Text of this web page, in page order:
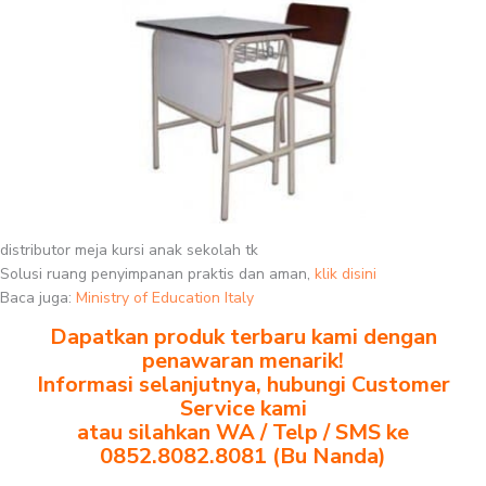
distributor meja kursi anak sekolah tk
Solusi ruang penyimpanan praktis dan aman, klik disini
Baca juga: Ministry of Education Italy
Dapatkan produk terbaru kami dengan
penawaran menarik!
Informasi selanjutnya, hubungi Customer
Service kami
atau silahkan WA / Telp / SMS ke
0852.8082.8081 (Bu Nanda)